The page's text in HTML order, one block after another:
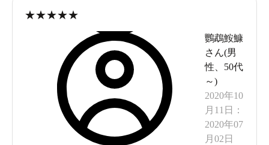
★★★★★
鸚鵡鮟鱇
さん(男
性
50代
～)
2020年10
月11日
：
2020年07
月02日